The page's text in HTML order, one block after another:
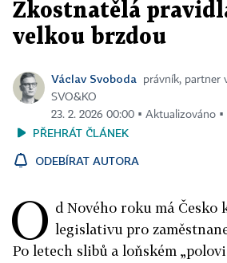
Zkostnatělá
velkou brzdou
Václav Svoboda
právník, partner
SVO&KO
23. 2. 2026 00:00 ▪ Aktualizováno
PŘEHRÁT ČLÁNEK
ODEBÍRAT AUTORA
O d Nového roku má Česko
legislativu pro
Po letech slibů a loňském